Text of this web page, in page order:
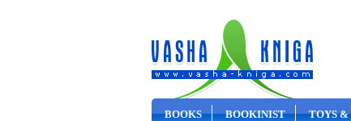
BOOKS BOOKINIST TOYS &